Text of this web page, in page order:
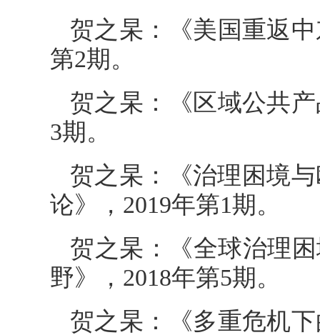
贺之杲：《美国重返
第2期。
贺之杲：《区域公共
3期。
贺之杲：《治理困境
论》，2019年第1期。
贺之杲：《全球治理
野》，2018年第5期。
贺之杲：《多重危机